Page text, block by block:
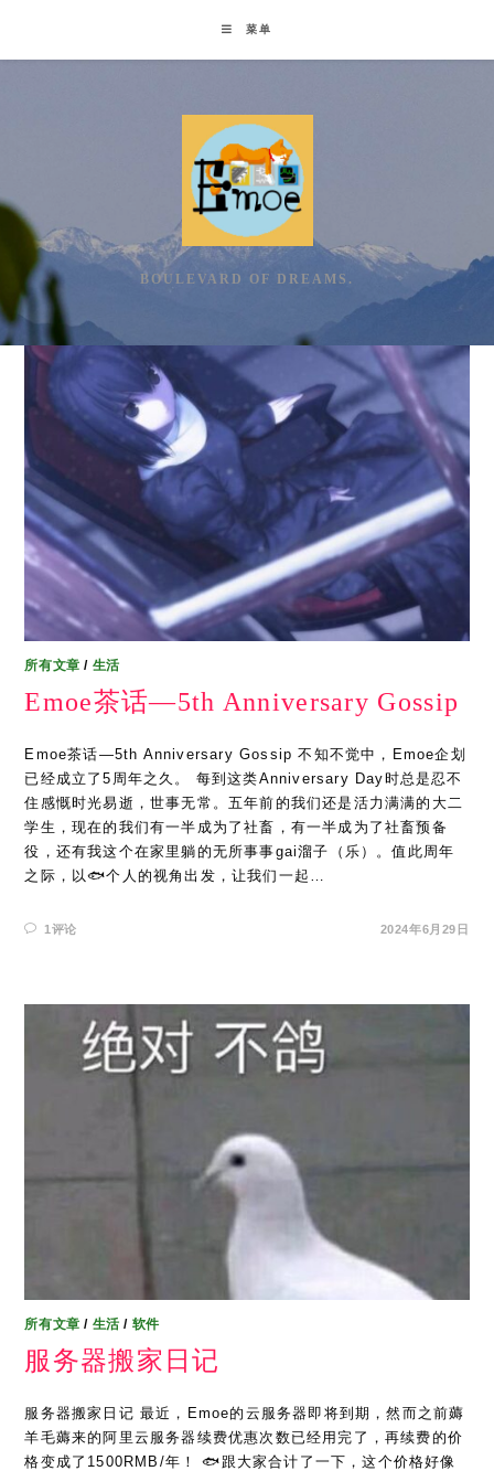
content
菜单
BOULEVARD OF DREAMS.
所有文章 / 生活
Emoe茶话—5th Anniversary Gossip
Emoe茶话—5th Anniversary Gossip 不知不觉中，Emoe企划
已经成立了5周年之久。 每到这类Anniversary Day时总是忍不
住感慨时光易逝，世事无常。五年前的我们还是活力满满的大二
学生，现在的我们有一半成为了社畜，有一半成为了社畜预备
役，还有我这个在家里躺的无所事事gai溜子（乐）。值此周年
之际，以🐟个人的视角出发，让我们一起…
1评论 2024年6月29日
所有文章 / 生活 / 软件
服务器搬家日记
服务器搬家日记 最近，Emoe的云服务器即将到期，然而之前薅
羊毛薅来的阿里云服务器续费优惠次数已经用完了，再续费的价
格变成了1500RMB/年！ 🐟跟大家合计了一下，这个价格好像